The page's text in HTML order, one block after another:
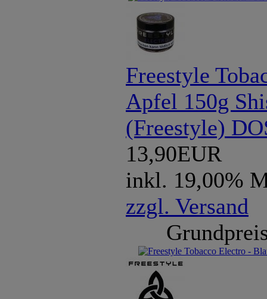
Freestyle
Apfel 150g
(Freestyle)
13,90EUR
inkl. 19,00%
zzgl. Versand